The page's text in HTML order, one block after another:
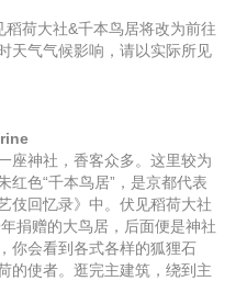
荷大社&千本鸟居将改为前往
天气气候影响，请以实际所见
座神社，香客众多。这里较为
红色“千本鸟居”，是京都代表
伎回忆录》中。伏见稻荷大社
捐赠的大鸟居，后面便是神社
你会看到各式各样的狐狸石
的使者。逛完主建筑，绕到主